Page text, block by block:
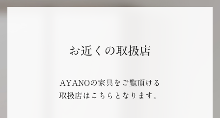
お近くの取扱店
AYANOの家具をご覧頂ける
取扱店はこちらとなります。